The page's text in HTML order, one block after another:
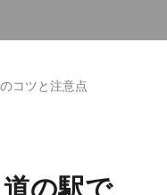
コツと注意点
の駅で